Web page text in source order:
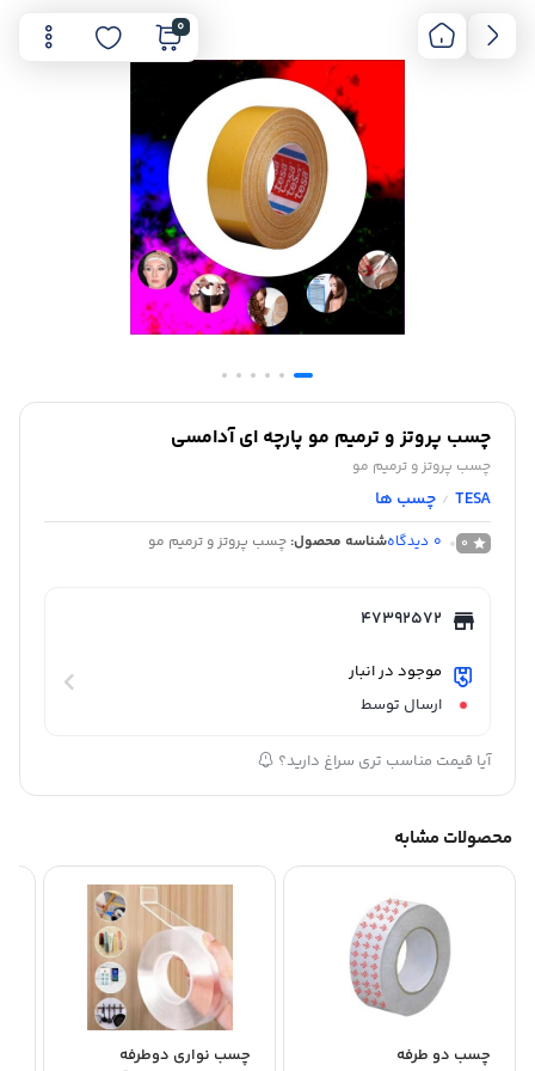
0
چسب پروتز و ترمیم مو پارچه ای آدامسی
چسب پروتز و ترمیم مو
TESA
/ چسب ها
0
0 دیدگاهشناسه محصول: چسب پروتز و ترمیم مو
47392572
موجود در انبار
ارسال توسط
آیا قیمت مناسب تری سراغ دارید؟
محصولات مشابه
چسب دو طرفه
چسب نواری دوطرفه